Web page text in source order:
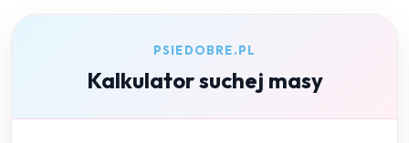
PSIEDOBRE.PL
Kalkulator suchej masy